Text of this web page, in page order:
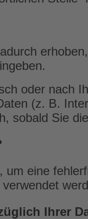
oder nach
(z. B.
sobald Sie
um eine
Ihrer